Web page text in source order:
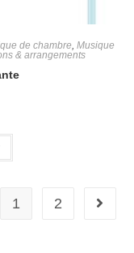
de chambre Musique
& arrangements
1 2